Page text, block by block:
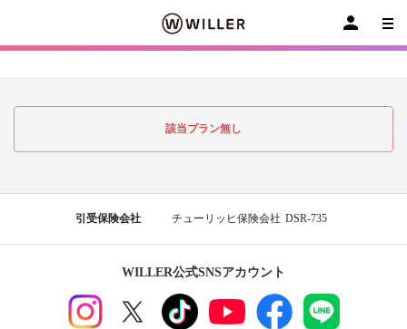
該当プラン無し
引受保険会社 チューリッヒ保険会社 DSR-735
WILLER公式SNSアカウント